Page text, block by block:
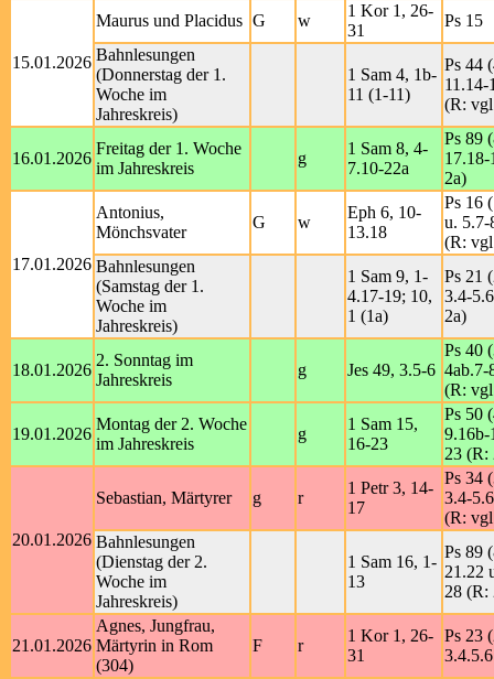
15.01.2026
Maurus und Placidus G w
1 Kor 1, 26-
31
Ps 15
Bahnlesungen
(Donnerstag der 1.
Woche im
Jahreskreis)
1 Sam 4, 1b-
11 (1-11)
Ps 44
11.14-
(R:
16.01.2026
Freitag der 1. Woche
im Jahreskreis
g
1 Sam 8, 4-
7.10-22a
Ps 89
2a)
17.01.2026
Antonius,
Mönchsvater
G w
Eph 6, 10-
13.18
Ps 16
u. 5.7-
(R:
Bahnlesungen
(Samstag der 1.
Woche im
Jahreskreis)
1 Sam 9, 1-
4.17-19; 10,
1 (1a)
Ps 21
3.4-
2a)
18.01.2026
2. Sonntag im
Jahreskreis
g Jes 49, 3.5-6
Ps 40
4ab.7-
(R:
19.01.2026
Montag der 2. Woche
im Jahreskreis
g
1 Sam 15,
16-23
Ps 50
9.16b-
23 (R:
20.01.2026
Sebastian, Märtyrer g r
1 Petr 3, 14-
17
Ps 34
3.4-
(R:
Bahnlesungen
(Dienstag der 2.
Woche im
Jahreskreis)
1 Sam 16, 1-
13
Ps 89
21.22
28 (R:
21.01.2026
Agnes, Jungfrau,
Märtyrin in Rom
(304)
F r
1 Kor 1, 26-
31
Ps 23